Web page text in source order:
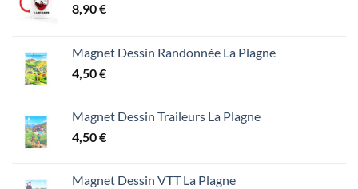
8,90€
Magnet Dessin Randonnée La Plagne
4,50€
Magnet Dessin Traileurs La Plagne
4,50€
Magnet Dessin VTT La Plagne